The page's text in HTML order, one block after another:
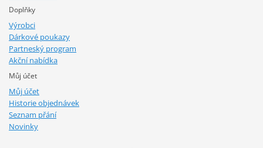
Doplňky
Výrobci
Dárkové poukazy
Partneský program
Akční nabídka
Můj účet
Můj účet
Historie objednávek
Seznam přání
Novinky